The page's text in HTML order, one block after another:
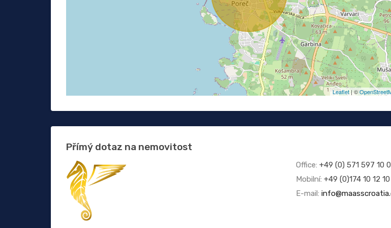
Leaflet| ©
Přímý dotaz na nemovitost
Office: +49 (0) 571 597 10
Mobilní: +49 (0)174 10 12
E-mail: